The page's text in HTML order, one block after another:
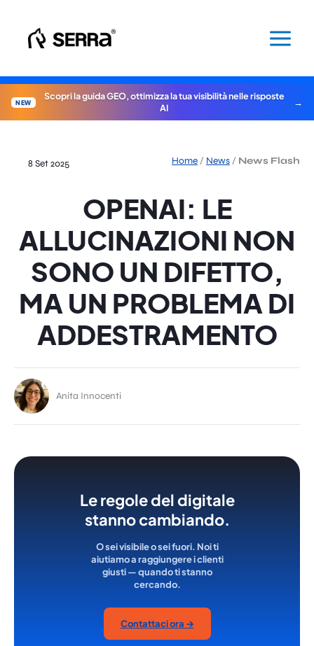
contenuto
NEW
Scopri la guida GEO, ottimizza la tua visibilità nelle risposte
AI
Home / News / News Flash
8 Set 2025
OPENAI: LE
ALLUCINAZIONI NON
SONO UN DIFETTO,
MA UN PROBLEMA DI
ADDESTRAMENTO
Anita Innocenti
Le regole del digitale
stanno cambiando.
O sei visibile o sei fuori. Noi ti
aiutiamo a raggiungere i clienti
giusti — quando ti stanno
cercando.
Contattaci ora →